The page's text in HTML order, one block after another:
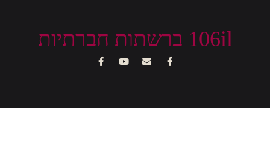
106il ברשתות חברתיות